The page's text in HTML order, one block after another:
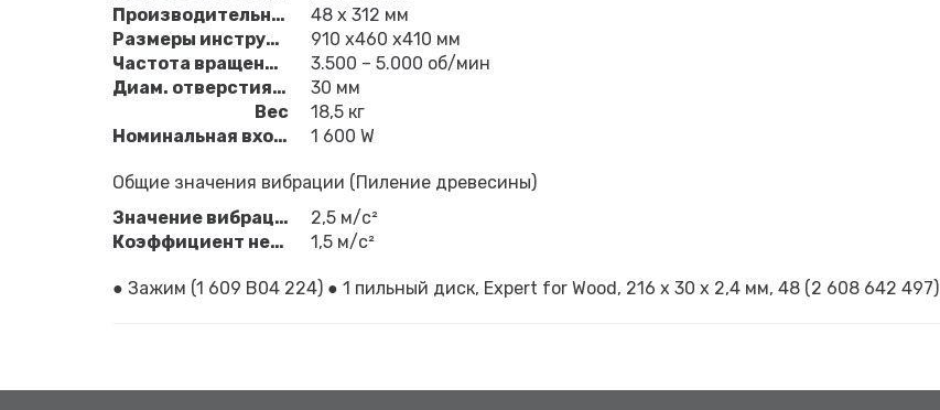
Производительность резания, угол наклона 45°
48 x 312 мм
Размеры инструмента (ширина x длина x высота)
910 x460 x410 мм
Частота вращения на холостом ходу
3.500 – 5.000 об/мин
Диам. отверстия пильного диска
30 мм
Вес
18,5 кг
Номинальная входная мощность
1 600 W
Общие значения вибрации (Пиление древесины)
Значение вибрации ah
2,5 м/с²
Коэффициент неточности K
1,5 м/с²
● Зажим (1 609 B04 224) ● 1 пильный диск, Expert for Wood, 216 x 30 x 2,4 мм, 48 (2 608 642 497)